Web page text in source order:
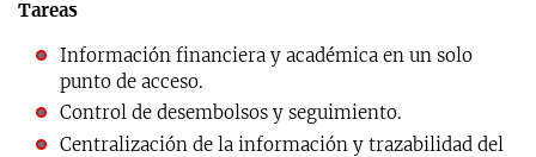
Tareas
Información financiera y académica en un solo
punto de acceso.
Control de desembolsos y seguimiento.
Centralización de la información y trazabilidad del